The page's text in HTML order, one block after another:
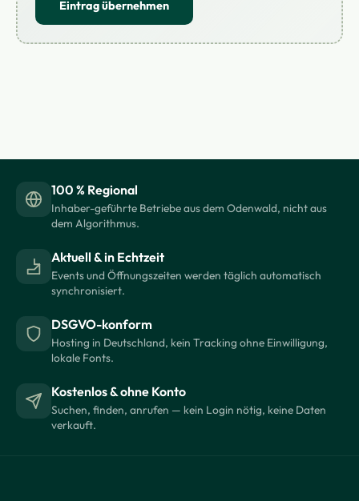
Eintrag übernehmen
100 % Regional
Inhaber-geführte Betriebe aus dem Odenwald, nicht aus
dem Algorithmus.
Aktuell & in Echtzeit
Events und Öffnungszeiten werden täglich automatisch
synchronisiert.
DSGVO-konform
Hosting in Deutschland, kein Tracking ohne Einwilligung,
lokale Fonts.
Kostenlos & ohne Konto
Suchen, finden, anrufen — kein Login nötig, keine Daten
verkauft.